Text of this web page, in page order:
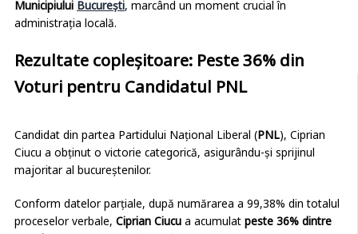
Municipiului București, marcând un moment crucial în
administrația locală.
Rezultate copleșitoare: Peste 36% din
Voturi pentru Candidatul PNL
Candidat din partea Partidului Național Liberal (PNL), Ciprian
Ciucu a obținut o victorie categorică, asigurându-și sprijinul
majoritar al bucureștenilor.
Conform datelor parțiale, după numărarea a 99,38% din totalul
proceselor verbale, Ciprian Ciucu a acumulat peste 36% dintre